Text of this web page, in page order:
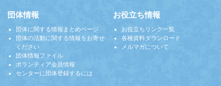
団体情報
団体に関する情報まとめページ
団体の活動に関する情報をお寄せ
ください
団体情報ファイル
ボランティア会員情報
センターに団体登録するには
お役立ち情報
お役立ちリンク一覧
各種資料ダウンロード
メルマガについて